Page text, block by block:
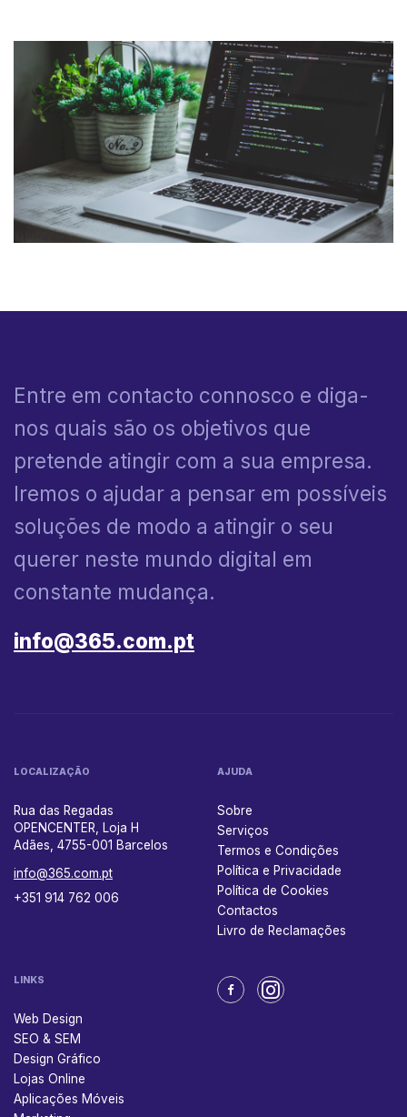
Entre em contacto connosco e diga-
nos quais são os objetivos que
pretende atingir com a sua empresa.
Iremos o ajudar a pensar em possíveis
soluções de modo a atingir o seu
querer neste mundo digital em
constante mudança.
info@365.com.pt
LOCALIZAÇÃO
Rua das Regadas
OPENCENTER, Loja H
Adães, 4755-001 Barcelos
info@365.com.pt
+351 914 762 006
AJUDA
Sobre
Serviços
Termos e Condições
Política e Privacidade
Política de Cookies
Contactos
Livro de Reclamações
LINKS
Web Design
SEO & SEM
Design Gráfico
Lojas Online
Aplicações Móveis